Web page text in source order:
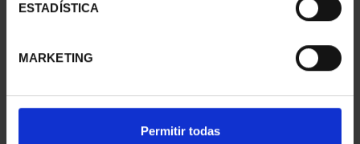
ESTADÍSTICA
MARKETING
Permitir todas